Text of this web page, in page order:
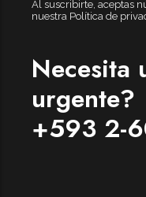
Especially favourable
Video
Al suscribirte, aceptas
nuestra Política de
Necesita
urgente?
+593 2-